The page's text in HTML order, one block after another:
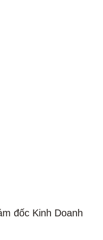
đốc Kinh Doanh